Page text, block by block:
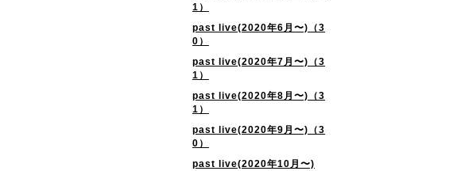
1）
past live(2020年6月〜)（3
0）
past live(2020年7月〜)（3
1）
past live(2020年8月〜)（3
1）
past live(2020年9月〜)（3
0）
past live(2020年10月〜)